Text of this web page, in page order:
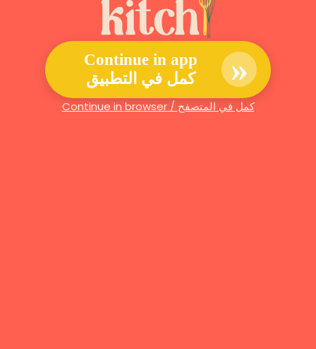
Continue in app
كمل في التطبيق
»
Continue in browser / كمل في المتصفح